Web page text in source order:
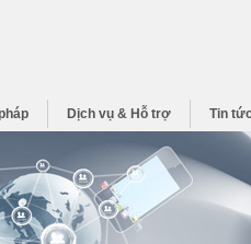
Dịch vụ & Hỗ trợ Tin